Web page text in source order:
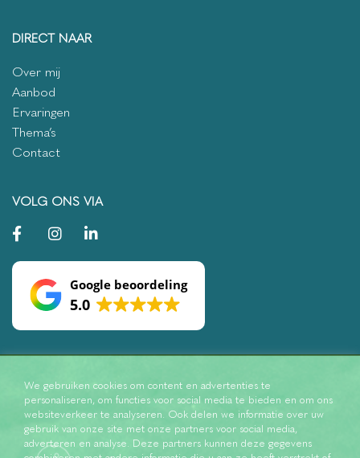
DIRECT NAAR
Over mij
Aanbod
Ervaringen
Thema’s
Contact
VOLG ONS VIA
Google beoordeling
5.0
We gebruiken cookies om content en advertenties te
personaliseren, om functies voor social media te bieden en om ons
websiteverkeer te analyseren. Ook delen we informatie over uw
gebruik van onze site met onze partners voor social media,
adverteren en analyse. Deze partners kunnen deze gegevens